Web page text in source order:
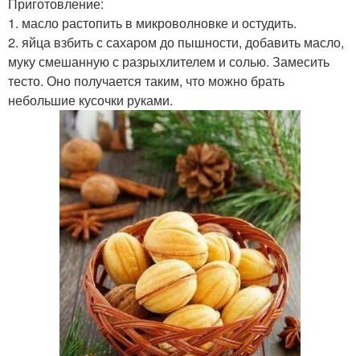
1. масло растопить в микроволновке и остудить.
2. яйца взбить с сахаром до пышности, добавить масло,
муку смешанную с разрыхлителем и солью. Замесить
тесто. Оно получается таким, что можно брать
небольшие кусочки руками.